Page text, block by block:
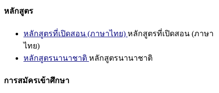
หลักสูตร
หลักสูตรที่เปิดสอน (ภาษาไทย) หลักสูตรที่เปิดสอน (ภาษา
ไทย)
หลักสูตรนานาชาติ หลักสูตรนานาชาติ
การสมัครเข้าศึกษา